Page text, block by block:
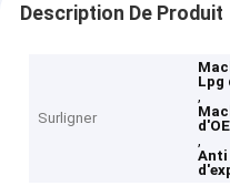
Description De Produit
Surligner
Lpg
,
,
Anti